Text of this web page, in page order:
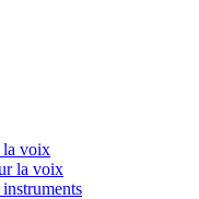
la voix
la voix